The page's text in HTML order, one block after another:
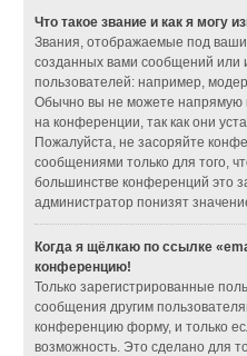
Что такое звание и как я могу
Звания, отображаемые под
созданных вами сообщений
пользователей: например,
Обычно вы не можете напрямую
на конференции, так как они
Пожалуйста, не засоряйте
сообщениями только для того,
большинстве конференций это
администратор понизят
Когда я щёлкаю по ссылке
конференцию!
Только зарегистрированные
сообщения другим
конференцию форму, и только
возможность. Это сделано для